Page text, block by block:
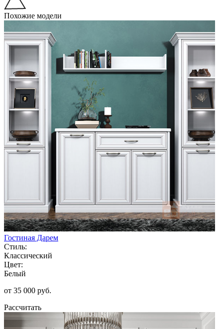
Похожие модели
Гостиная Дарем
Стиль:
Классический
Цвет:
Белый
от 35 000 руб.
Рассчитать